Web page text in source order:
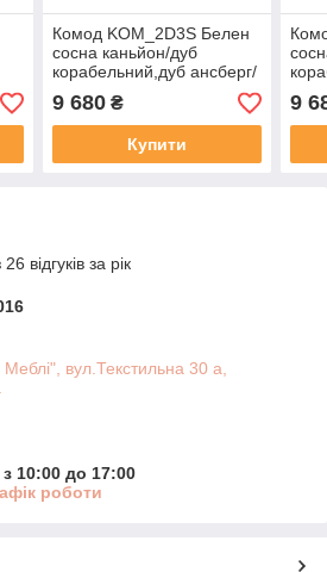
Комод KOM_2D3S Белен
сосна каньйон/дуб
корабельний,дуб ансберг/
дуб болотний
9 680₴
Купити
дуб
9
відгуків за рік
вул.Текстильна 30 а,
10:00 до 17:00
роботи